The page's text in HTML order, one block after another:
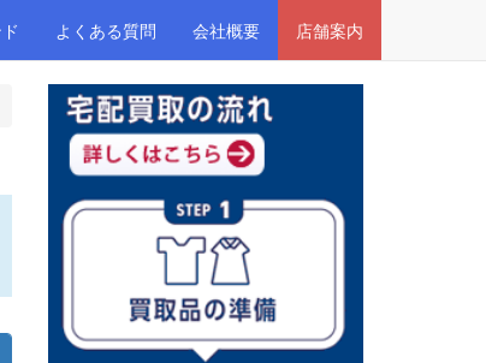
よくある質問 会社概要 店舗案内